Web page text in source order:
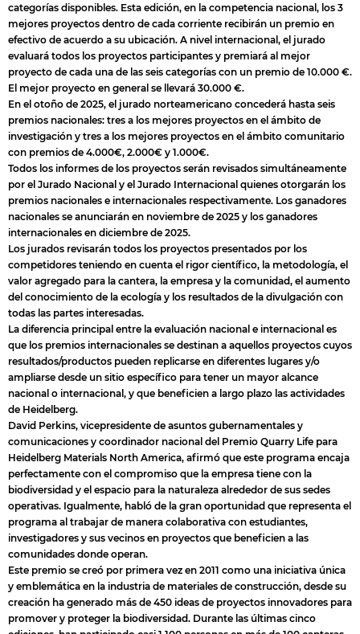
categorías disponibles. Esta edición, en la competencia nacional, los 3
mejores proyectos dentro de cada corriente recibirán un premio en
efectivo de acuerdo a su ubicación. A nivel internacional, el jurado
evaluará todos los proyectos participantes y premiará al mejor
proyecto de cada una de las seis categorías con un premio de 10.000 €.
El mejor proyecto en general se llevará 30.000 €.
En el otoño de 2025, el jurado norteamericano concederá hasta seis
premios nacionales: tres a los mejores proyectos en el ámbito de
investigación y tres a los mejores proyectos en el ámbito comunitario
con premios de 4.000€, 2.000€ y 1.000€.
Todos los informes de los proyectos serán revisados ​​simultáneamente
por el Jurado Nacional y el Jurado Internacional quienes otorgarán los
premios nacionales e internacionales respectivamente. Los ganadores
nacionales se anunciarán en noviembre de 2025 y los ganadores
internacionales en diciembre de 2025.
Los jurados revisarán todos los proyectos presentados por los
competidores teniendo en cuenta el rigor científico, la metodología, el
valor agregado para la cantera, la empresa y la comunidad, el aumento
del conocimiento de la ecología y los resultados de la divulgación con
todas las partes interesadas.
La diferencia principal entre la evaluación nacional e internacional es
que los premios internacionales se destinan a aquellos proyectos cuyos
resultados/productos pueden replicarse en diferentes lugares y/o
ampliarse desde un sitio específico para tener un mayor alcance
nacional o internacional, y que beneficien a largo plazo las actividades
de Heidelberg.
David Perkins, vicepresidente de asuntos gubernamentales y
comunicaciones y coordinador nacional del Premio Quarry Life para
Heidelberg Materials North America, afirmó que este programa encaja
perfectamente con el compromiso que la empresa tiene con la
biodiversidad y el espacio para la naturaleza alrededor de sus sedes
operativas. Igualmente, habló de la gran oportunidad que representa el
programa al trabajar de manera colaborativa con estudiantes,
investigadores y sus vecinos en proyectos que beneficien a las
comunidades donde operan.
Este premio se creó por primera vez en 2011 como una iniciativa única
y emblemática en la industria de materiales de construcción, desde su
creación ha generado más de 450 ideas de proyectos innovadores para
promover y proteger la biodiversidad. Durante las últimas cinco